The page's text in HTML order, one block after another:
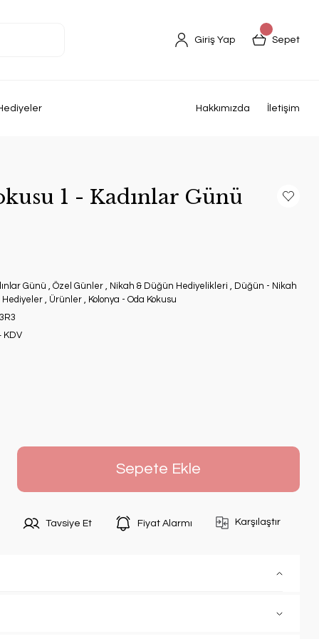
Giriş Yap Sepet
Hakkımızda İletişim
1 - Kadınlar Günü
Günü , Özel Günler , Nikah & Düğün Hediyelikleri , Düğün - Nikah
, Ürünler , Kolonya - Oda Kokusu
KDV
Sepete Ekle
Tavsiye Et Fiyat Alarmı Karşılaştır